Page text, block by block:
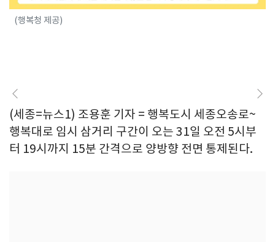
(행복청 제공)
(세종=뉴스1) 조용훈 기자 = 행복도시 세종오송로~
행복대로 임시 삼거리 구간이 오는 31일 오전 5시부
터 19시까지 15분 간격으로 양방향 전면 통제된다.